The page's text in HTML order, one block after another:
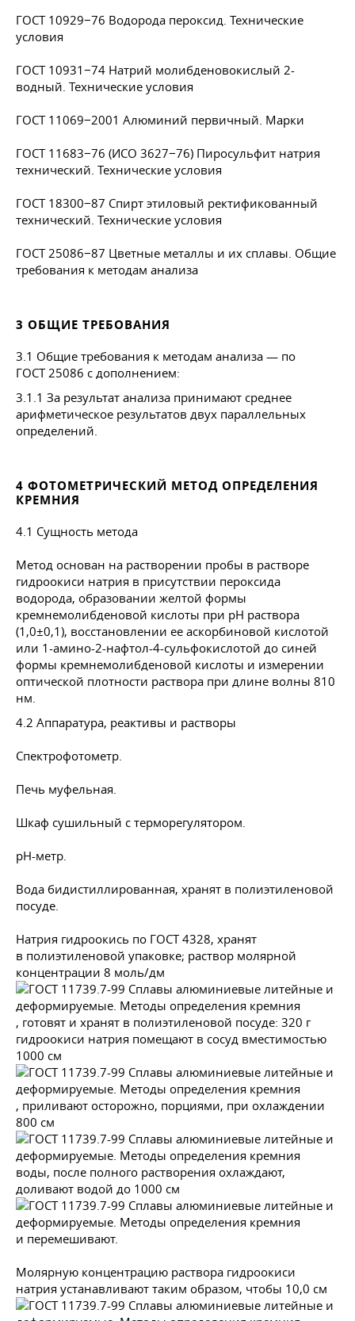
ГОСТ 10929−76 Водорода пероксид. Технические
условия
ГОСТ 10931−74 Натрий молибденовокислый 2-
водный. Технические условия
ГОСТ 11069−2001 Алюминий первичный. Марки
ГОСТ 11683−76 (ИСО 3627−76) Пиросульфит натрия
технический. Технические условия
ГОСТ 18300−87 Спирт этиловый ректификованный
технический. Технические условия
ГОСТ 25086−87 Цветные металлы и их сплавы. Общие
требования к методам анализа
3 ОБЩИЕ ТРЕБОВАНИЯ
3.1 Общие требования к методам анализа — по
ГОСТ 25086 с дополнением:
3.1.1 За результат анализа принимают среднее
арифметическое результатов двух параллельных
определений.
4 ФОТОМЕТРИЧЕСКИЙ МЕТОД ОПРЕДЕЛЕНИЯ
КРЕМНИЯ
4.1 Сущность метода
Метод основан на растворении пробы в растворе
гидроокиси натрия в присутствии пероксида
водорода, образовании желтой формы
кремнемолибденовой кислоты при рН раствора
(1,0±0,1), восстановлении ее аскорбиновой кислотой
или 1-амино-2-нафтол-4-сульфокислотой до синей
формы кремнемолибденовой кислоты и измерении
оптической плотности раствора при длине волны 810
нм.
4.2 Аппаратура, реактивы и растворы
Спектрофотометр.
Печь муфельная.
Шкаф сушильный с терморегулятором.
рН-метр.
Вода бидистиллированная, хранят в полиэтиленовой
посуде.
Натрия гидроокись по ГОСТ 4328, хранят
в полиэтиленовой упаковке; раствор молярной
концентрации 8 моль/дм
, готовят и хранят в полиэтиленовой посуде: 320 г
гидроокиси натрия помещают в сосуд вместимостью
1000 см
, приливают осторожно, порциями, при охлаждении
800 см
воды, после полного растворения охлаждают,
доливают водой до 1000 см
и перемешивают.
Молярную концентрацию раствора гидроокиси
натрия устанавливают таким образом, чтобы 10,0 см